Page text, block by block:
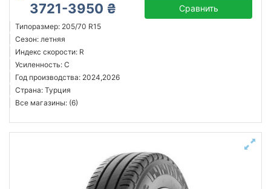
3721-3950 ₴ Сравнить
Типоразмер: 205/70 R15
Сезон: летняя
Индекс скорости: R
Усиленность: C
Год производства: 2024,2026
Страна: Турция
Все магазины: (6)